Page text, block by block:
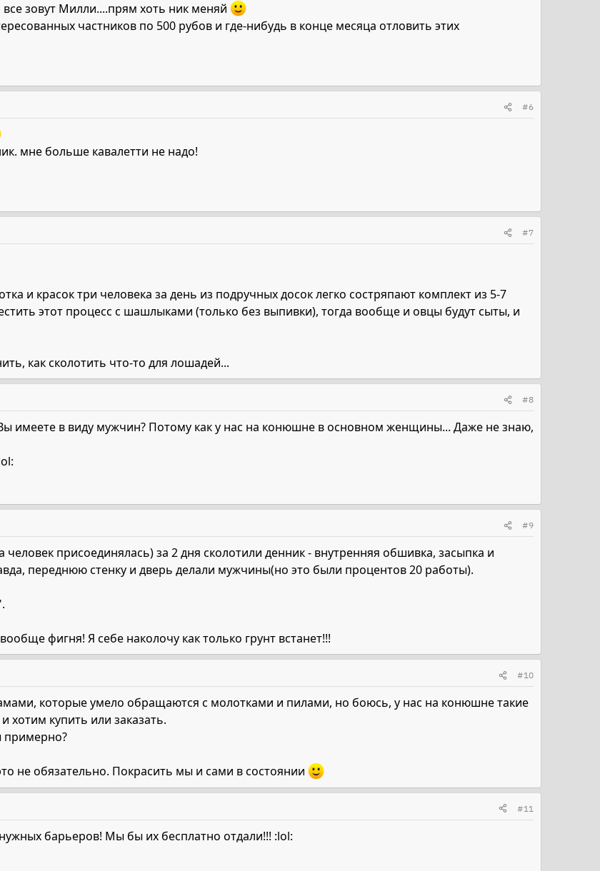
зовут Милли....прям хоть ник меняй
частников по 500 рубов и где-нибудь в конце месяца отловить этих
#6
мне больше кавалетти не надо!
#7
и красок три человека за день из подручных досок легко состряпают комплект из 5-7
этот процесс с шашлыками (только без выпивки), тогда вообще и овцы будут сыты, и
как сколотить что-то для лошадей...
#8
Вы имеете в виду мужчин? Потому как у нас на конюшне в основном женщины... Даже не знаю,
#9
присоединялась) за 2 дня сколотили денник - внутренняя обшивка, засыпка и
переднюю стенку и дверь делали мужчины(но это были процентов 20 работы).
фигня! Я себе наколочу как только грунт встанет!!!
#10
которые умело обращаются с молотками и пилами, но боюсь, у нас на конюшне такие
хотим купить или заказать.
примерно?
не обязательно. Покрасить мы и сами в состоянии
#11
барьеров! Мы бы их бесплатно отдали!!! :lol: